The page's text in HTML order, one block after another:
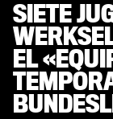
SIETE
EL